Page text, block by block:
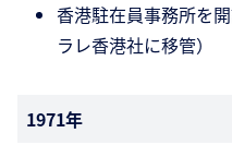
香港駐在員事務所を
ラレ香港社に移管）
1971年